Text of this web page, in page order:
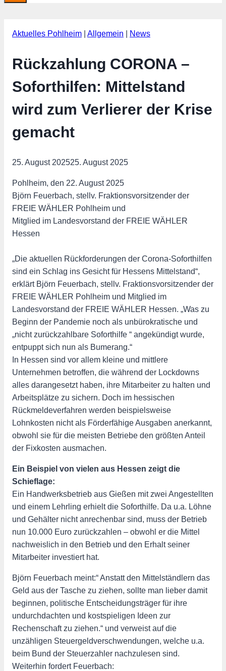
Aktuelles Pohlheim Allgemein News
Rückzahlung CORONA –
Soforthilfen: Mittelstand
wird zum Verlierer der Krise
gemacht
25. August 202525. August 2025
Pohlheim, den 22. August 2025
Björn Feuerbach, stellv. Fraktionsvorsitzender der
FREIE WÄHLER Pohlheim und
Mitglied im Landesvorstand der FREIE WÄHLER
Hessen
„Die aktuellen Rückforderungen der Corona-Soforthilfen
sind ein Schlag ins Gesicht für Hessens Mittelstand“,
erklärt Björn Feuerbach, stellv. Fraktionsvorsitzender der
FREIE WÄHLER Pohlheim und Mitglied im
Landesvorstand der FREIE WÄHLER Hessen. „Was zu
Beginn der Pandemie noch als unbürokratische und
„nicht zurückzahlbare Soforthilfe “ angekündigt wurde,
entpuppt sich nun als Bumerang.“
In Hessen sind vor allem kleine und mittlere
Unternehmen betroffen, die während der Lockdowns
alles darangesetzt haben, ihre Mitarbeiter zu halten und
Arbeitsplätze zu sichern. Doch im hessischen
Rückmeldeverfahren werden beispielsweise
Lohnkosten nicht als Förderfähige Ausgaben anerkannt,
obwohl sie für die meisten Betriebe den größten Anteil
der Fixkosten ausmachen.
Ein Beispiel von vielen aus Hessen zeigt die
Schieflage:
Ein Handwerksbetrieb aus Gießen mit zwei Angestellten
und einem Lehrling erhielt die Soforthilfe. Da u.a. Löhne
und Gehälter nicht anrechenbar sind, muss der Betrieb
nun 10.000 Euro zurückzahlen – obwohl er die Mittel
nachweislich in den Betrieb und den Erhalt seiner
Mitarbeiter investiert hat.
Björn Feuerbach meint:“ Anstatt den Mittelständlern das
Geld aus der Tasche zu ziehen, sollte man lieber damit
beginnen, politische Entscheidungsträger für ihre
undurchdachten und kostspieligen Ideen zur
Rechenschaft zu ziehen.“ und verweist auf die
unzähligen Steuergeldverschwendungen, welche u.a.
beim Bund der Steuerzahler nachzulesen sind.
Weiterhin fordert Feuerbach: